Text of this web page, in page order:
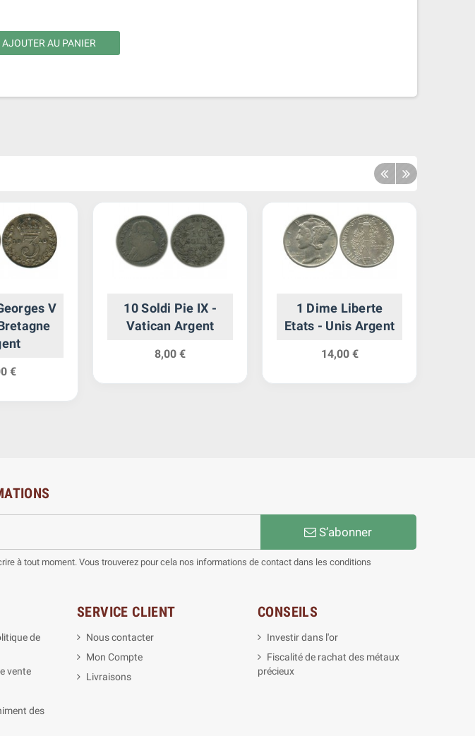
AJOUTER AU PANIER
V
€
10 Soldi Pie IX -
Vatican Argent
8,00 €
1 Dime Liberte
Etats - Unis Argent
14,00 €
S’abonner
à tout moment. Vous trouverez pour cela nos informations de contact dans les conditions
de
vente
des
SERVICE CLIENT
Nous contacter
Mon Compte
Livraisons
CONSEILS
Investir dans l'or
Fiscalité de rachat des métaux
précieux